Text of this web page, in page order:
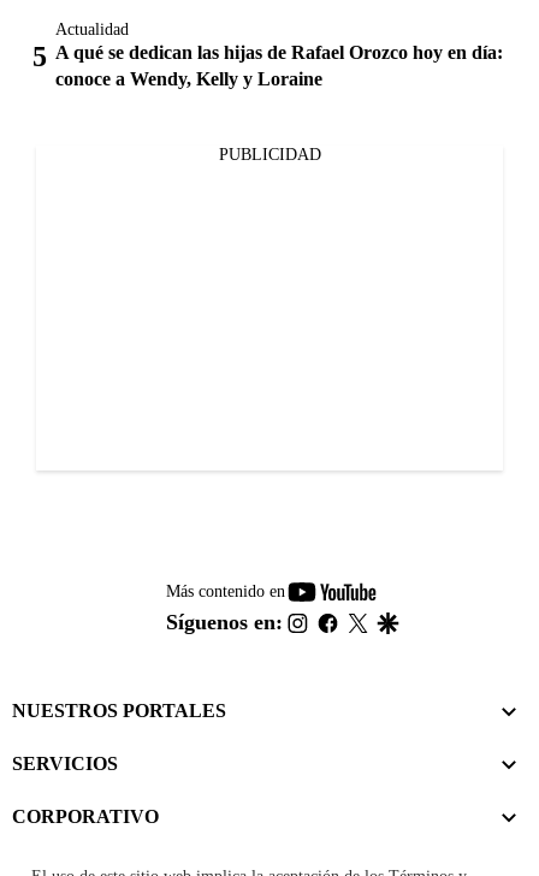
Actualidad
A qué se dedican las hijas de Rafael Orozco hoy en día:
conoce a Wendy, Kelly y Loraine
PUBLICIDAD
Más contenido en
youtube-
footer
Síguenos en: instagram
facebook
twitter
NUESTROS PORTALES
SERVICIOS
CORPORATIVO